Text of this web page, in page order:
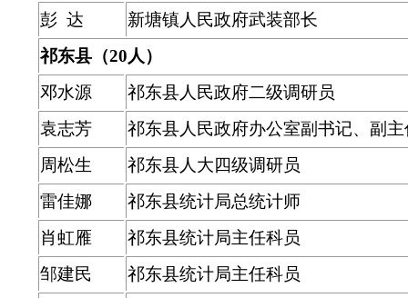
彭 达
新塘镇人民政府武装部长
祁东县（20人）
邓水源
祁东县人民政府二级调研员
袁志芳
祁东县人民政府办公室副书记、副主
周松生
祁东县人大四级调研员
雷佳娜
祁东县统计局总统计师
肖虹雁
祁东县统计局主任科员
邹建民
祁东县统计局主任科员